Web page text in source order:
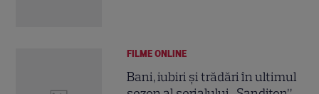
FILME ONLINE
Bani, iubiri și trădări în ultimul